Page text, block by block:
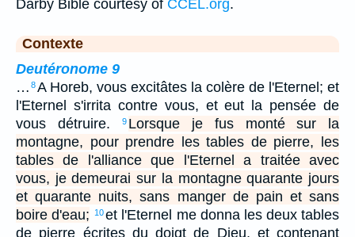
Darby Bible courtesy of CCEL.org.
Contexte
Deutéronome 9
… 8A Horeb, vous excitâtes la colère de l'Eternel; et
l'Eternel s'irrita contre vous, et eut la pensée de
vous détruire.
9 Lorsque je fus monté sur la
montagne, pour prendre les tables de pierre, les
tables de l'alliance que l'Eternel a traitée avec
vous, je demeurai sur la montagne quarante jours
et quarante nuits, sans manger de pain et sans
boire d'eau;
10et l'Eternel me donna les deux tables
de pierre écrites du doigt de Dieu, et contenant